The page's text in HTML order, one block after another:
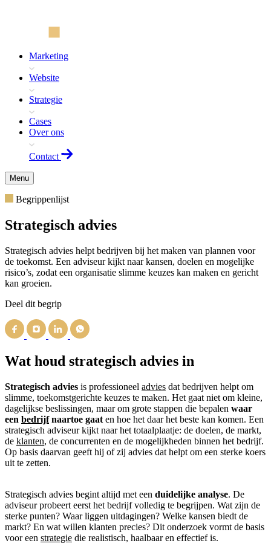
Marketing
Website
Strategie
Cases
Over ons
Contact
Menu
Begrippenlijst
Strategisch advies
Strategisch advies helpt bedrijven bij het maken van plannen voor
de toekomst. Een adviseur kijkt naar kansen, doelen en mogelijke
risico’s, zodat een organisatie slimme keuzes kan maken en gericht
kan groeien.
Deel dit begrip
Wat houd strategisch advies in
Strategisch advies is professioneel advies dat bedrijven helpt om
slimme, toekomstgerichte keuzes te maken. Het gaat niet om kleine,
dagelijkse beslissingen, maar om grote stappen die bepalen waar
een bedrijfnaartoe gaat en hoe het daar het beste kan komen. Een
strategisch adviseur kijkt naar het totaalplaatje: de doelen, de markt,
de klanten, de concurrenten en de mogelijkheden binnen het bedrijf.
Op basis daarvan geeft hij of zij advies dat helpt om een sterke koers
uit te zetten.
Strategisch advies begint altijd met een duidelijke analyse. De
adviseur probeert eerst het bedrijf volledig te begrijpen. Wat zijn de
sterke punten? Waar liggen uitdagingen? Welke kansen biedt de
markt? En wat willen klanten precies? Dit onderzoek vormt de basis
voor een strategie die realistisch, haalbaar en effectief is.